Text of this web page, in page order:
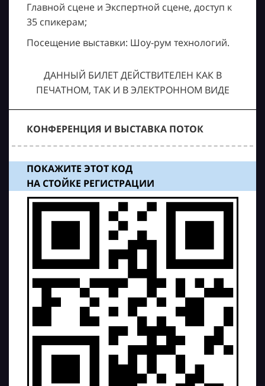
Главной сцене и Экспертной сцене, доступ к
35 спикерам;
Посещение выставки: Шоу-рум технологий.
ДАННЫЙ БИЛЕТ ДЕЙСТВИТЕЛЕН КАК В
ПЕЧАТНОМ, ТАК И В ЭЛЕКТРОННОМ ВИДЕ
КОНФЕРЕНЦИЯ И ВЫСТАВКА ПОТОК
ПОКАЖИТЕ ЭТОТ КОД
НА СТОЙКЕ РЕГИСТРАЦИИ